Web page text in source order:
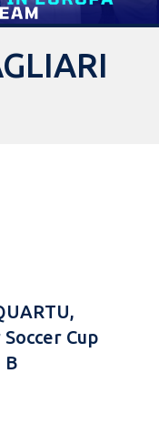
Cup
B